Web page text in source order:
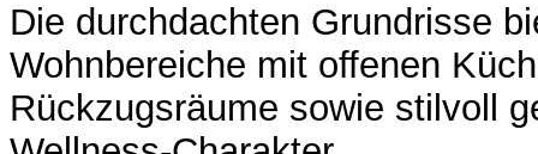
Die durchdachten Grundrisse
Wohnbereiche mit offenen
Rückzugsräume sowie stilvoll